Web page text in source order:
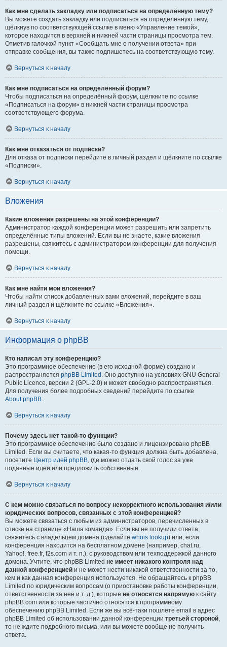
Как мне сделать закладку или подписаться на определённую тему?
Вы можете создать закладку или подписаться на определённую тему,
щёлкнув по соответствующей ссылке в меню «Управление темой»,
которое находится в верхней и нижней части страницы просмотра тем.
Отметив галочкой пункт «Сообщать мне о получении ответа» при
отправке сообщения, вы также подпишетесь на соответствующую тему.
Вернуться к началу
Как мне подписаться на определённый форум?
Чтобы подписаться на определённый форум, щёлкните по ссылке
«Подписаться на форум» в нижней части страницы просмотра
соответствующего форума.
Вернуться к началу
Как мне отказаться от подписки?
Для отказа от подписки перейдите в личный раздел и щёлкните по ссылке
«Подписки».
Вернуться к началу
Вложения
Какие вложения разрешены на этой конференции?
Администратор каждой конференции может разрешить или запретить
определённые типы вложений. Если вы не знаете, какие вложения
разрешены, свяжитесь с администратором конференции для получения
помощи.
Вернуться к началу
Как мне найти мои вложения?
Чтобы найти список добавленных вами вложений, перейдите в ваш
личный раздел и щёлкните по ссылке «Вложения».
Вернуться к началу
Информация о phpBB
Кто написал эту конференцию?
Это программное обеспечение (в его исходной форме) создано и
распространяется phpBB Limited . Оно доступно на условиях GNU General
Public Licence, версии 2 (GPL-2.0) и может свободно распространяться.
Для получения более подробных сведений перейдите по ссылке
About phpBB.
Вернуться к началу
Почему здесь нет такой-то функции?
Это программное обеспечение было создано и лицензировано phpBB
Limited. Если вы считаете, что какая-то функция должна быть добавлена,
посетите Центр идей phpBB, где можно отдать свой голос за уже
поданные идеи или предложить собственные.
Вернуться к началу
С кем можно связаться по вопросу некорректного использования и/или
юридических вопросов, связанных с этой конференцией?
Вы можете связаться с любым из администраторов, перечисленных в
списке на странице «Наша команда». Если вы не получили ответа,
свяжитесь с владельцем домена (сделайте whois lookup) или, если
конференция находится на бесплатном домене (например, chat.ru,
Yahoo!, free.fr, f2s.com и т. п.), с руководством или техподдержкой данного
домена. Учтите, что phpBB Limited не имеет никакого контроля над
данной конференцией и не может нести никакой ответственности за то,
кем и как данная конференция используется. Не обращайтесь к phpBB
Limited по юридическим вопросам (о приостановке работы конференции,
ответственности за неё и т. д.), которые не относятся напрямую к сайту
phpBB.com или которые частично относятся к программному
обеспечению phpBB Limited. Если же вы всё-таки пошлёте email в адрес
phpBB Limited об использовании данной конференции третьей стороной,
то не ждите подробного письма, или вы можете вообще не получить
ответа.